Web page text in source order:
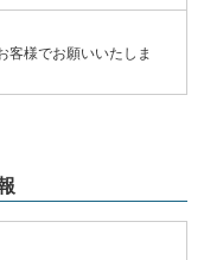
客様でお願いいたしま